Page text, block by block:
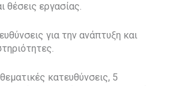
θέσεις εργασίας.
για την ανάπτυξη και
κατευθύνσεις, 5